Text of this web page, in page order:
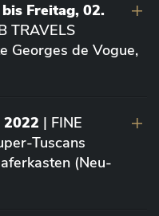
Freitag, 02.
TRAVELS
Georges de Vogue,
2022 | FINE
Tuscans
(Neu-